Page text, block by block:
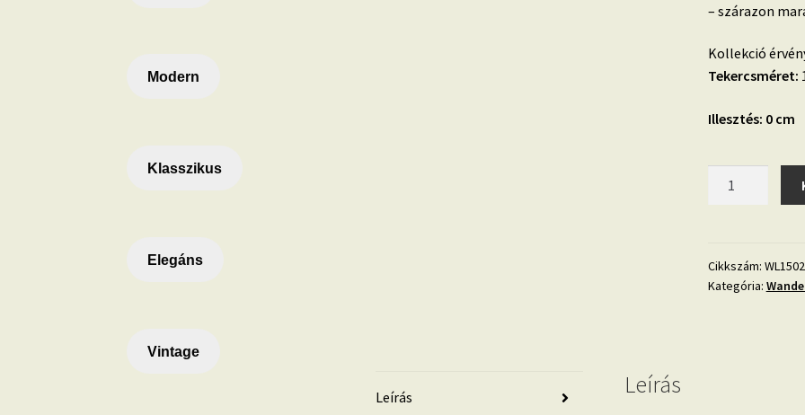
– szárazon
Kollekció
Tekercsméret:
Illesztés: 0 cm
mennyiség
Cikkszám: WL1502
Kategória:
Leírás Leírás
Modern
Klasszikus
Elegáns
Vintage